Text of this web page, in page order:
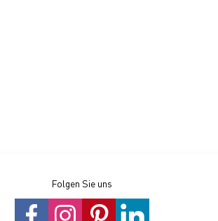
Folgen Sie uns